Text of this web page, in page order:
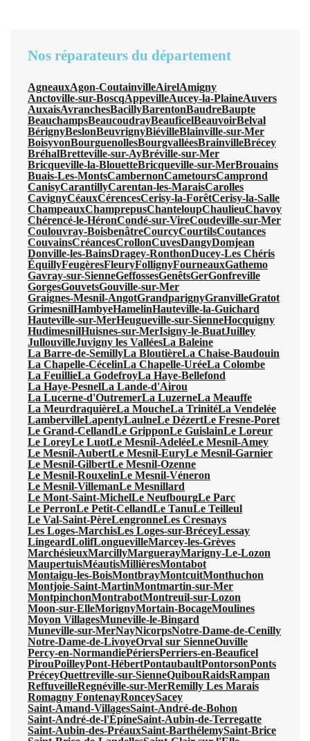
Nos réparateurs du département
AgneauxAgon-CoutainvilleAirelAmigny
Anctoville-sur-BoscqAppevilleAucey-la-PlaineAuvers
AuxaisAvranchesBacillyBarentonBaudreBaupte
BeauchampsBeaucoudrayBeauficelBeauvoirBelval
BérignyBeslonBeuvrignyBiévilleBlainville-sur-Mer
BoisyvonBourguenollesBourgvalléesBrainvilleBrécey
BréhalBretteville-sur-AyBréville-sur-Mer
Bricqueville-la-BlouetteBricqueville-sur-MerBrouains
Buais-Les-MontsCambernonCametoursCamprond
CanisyCarantillyCarentan-les-MaraisCarolles
CavignyCéauxCérencesCerisy-la-ForêtCerisy-la-Salle
ChampeauxChamprepusChanteloupChaulieuChavoy
Chérencé-le-HéronCondé-sur-VireCoudeville-sur-Mer
Coulouvray-BoisbenâtreCourcyCourtilsCoutances
CouvainsCréancesCrollonCuvesDangyDomjean
Donville-les-BainsDragey-RonthonDucey-Les Chéris
ÉquillyFeugèresFleuryFollignyFourneauxGathemo
Gavray-sur-SienneGeffossesGenêtsGerGonfreville
GorgesGouvetsGouville-sur-Mer
Graignes-Mesnil-AngotGrandparignyGranvilleGratot
GrimesnilHambyeHamelinHauteville-la-Guichard
Hauteville-sur-MerHeugueville-sur-SienneHocquigny
HudimesnilHuisnes-sur-MerIsigny-le-BuatJuilley
JullouvilleJuvigny les ValléesLa Baleine
La Barre-de-SemillyLa BloutièreLa Chaise-Baudouin
La Chapelle-CécelinLa Chapelle-UréeLa Colombe
La FeuillieLa GodefroyLa Haye-Bellefond
La Haye-PesnelLa Lande-d'Airou
La Lucerne-d'OutremerLa LuzerneLa Meauffe
La MeurdraquièreLa MoucheLa TrinitéLa Vendelée
LambervilleLapentyLaulneLe DézertLe Fresne-Poret
Le Grand-CellandLe GripponLe GuislainLe Loreur
Le LoreyLe LuotLe Mesnil-AdeléeLe Mesnil-Amey
Le Mesnil-AubertLe Mesnil-EuryLe Mesnil-Garnier
Le Mesnil-GilbertLe Mesnil-Ozenne
Le Mesnil-RouxelinLe Mesnil-Véneron
Le Mesnil-VillemanLe Mesnillard
Le Mont-Saint-MichelLe NeufbourgLe Parc
Le PerronLe Petit-CellandLe TanuLe Teilleul
Le Val-Saint-PèreLengronneLes Cresnays
Les Loges-MarchisLes Loges-sur-BréceyLessay
LingeardLolifLonguevilleMarcey-les-Grèves
MarchésieuxMarcillyMarguerayMarigny-Le-Lozon
MaupertuisMéautisMillièresMontabot
Montaigu-les-BoisMontbrayMontcuitMonthuchon
Montjoie-Saint-MartinMontmartin-sur-Mer
MontpinchonMontrabotMontreuil-sur-Lozon
Moon-sur-ElleMorignyMortain-BocageMoulines
Moyon VillagesMuneville-le-Bingard
Muneville-sur-MerNayNicorpsNotre-Dame-de-Cenilly
Notre-Dame-de-LivoyeOrval sur SienneOuville
Percy-en-NormandiePériersPerriers-en-Beauficel
PirouPoilleyPont-HébertPontaubaultPontorsonPonts
PréceyQuettreville-sur-SienneQuibouRaidsRampan
ReffuveilleRegnéville-sur-MerRemilly Les Marais
Romagny FontenayRonceySacey
Saint-Amand-VillagesSaint-André-de-Bohon
Saint-André-de-l'ÉpineSaint-Aubin-de-Terregatte
Saint-Aubin-des-PréauxSaint-BarthélemySaint-Brice